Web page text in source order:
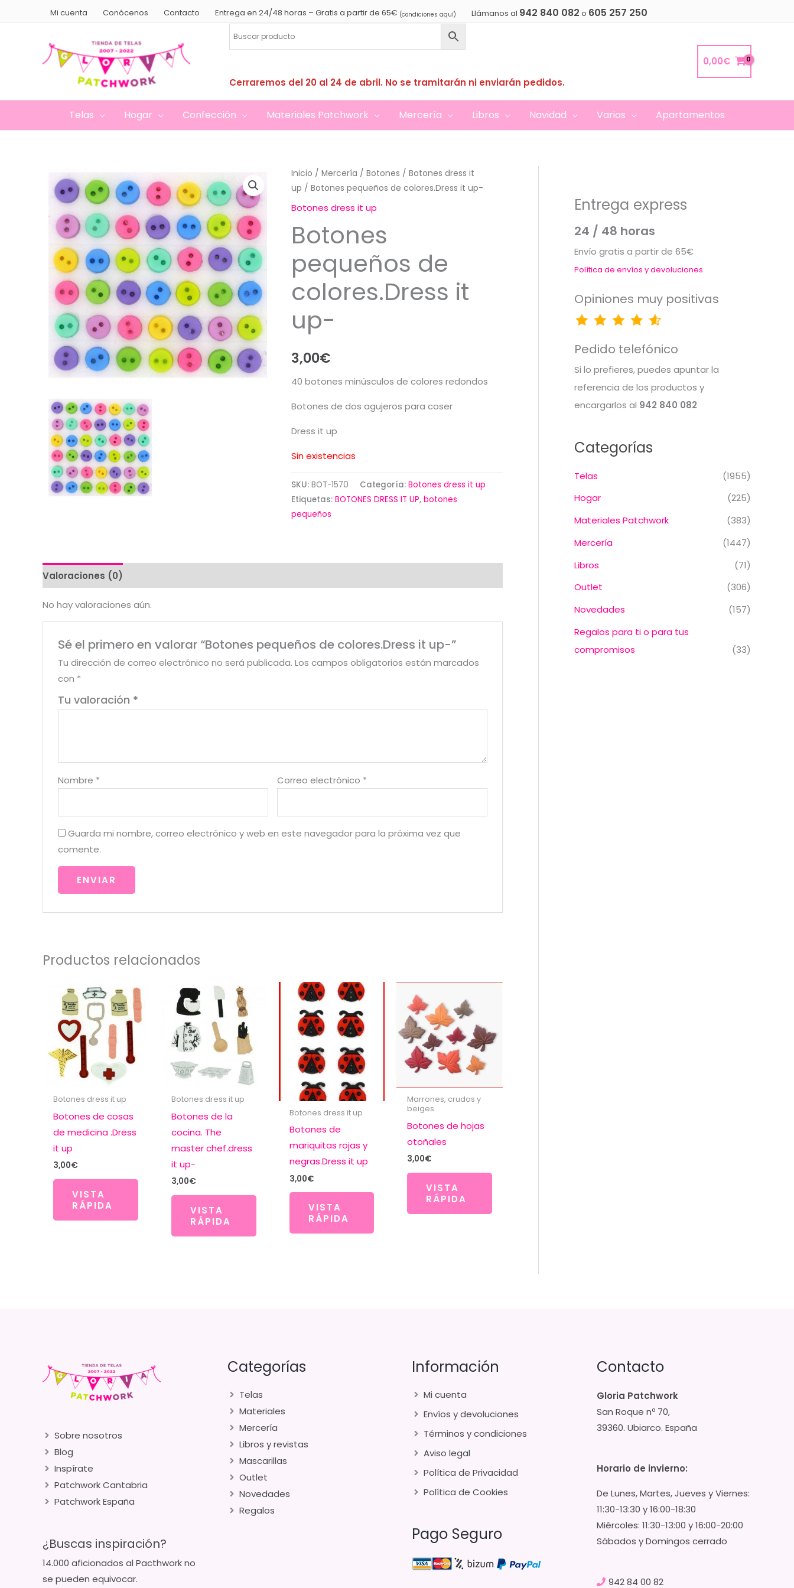
Mi cuenta Conócenos Contacto Entrega en 24/48 horas – Gratis a partir de 65€ (condiciones aquí) Llámanos al 942 840 082 o 605 257 250
Cerraremos del 20 al 24 de abril. No se tramitarán ni enviarán pedidos.
0,00€
Telas Hogar Confección Materiales Patchwork Mercería Libros Navidad Varios Apartamentos
Inicio / Mercería / Botones / Botones dress it
up / Botones pequeños de colores.Dress it up-
Botones dress it up
Botones
pequeños de
colores.Dress it
up-
3,00€
40 botones minúsculos de colores redondos
Botones de dos agujeros para coser
Dress it up
Sin existencias
SKU: BOT-1570 Categoría: Botones dress it up
Etiquetas: BOTONES DRESS IT UP, botones
pequeños
Valoraciones (0)
No hay valoraciones aún.
Sé el primero en valorar “Botones pequeños de colores.Dress it up-”
Tu dirección de correo electrónico no será publicada. Los campos obligatorios están marcados
con *
Tu valoración *
Nombre * Correo electrónico *
Guarda mi nombre, correo electrónico y web en este navegador para la próxima vez que
comente.
Productos relacionados
Botones dress it up
Botones de cosas
de medicina .Dress
it up
3,00€
VISTA
RÁPIDA
Botones dress it up
Botones de la
cocina. The
master chef.dress
it up-
3,00€
VISTA
RÁPIDA
Botones dress it up
Botones de
mariquitas rojas y
negras.Dress it up
3,00€
VISTA
RÁPIDA
Marrones, crudos y
beiges
Botones de hojas
otoñales
3,00€
VISTA
RÁPIDA
Entrega express
24 / 48 horas
Envío gratis a partir de 65€
Política de envíos y devoluciones
Opiniones muy positivas
Pedido telefónico
Si lo prefieres, puedes apuntar la
referencia de los productos y
encargarlos al 942 840 082
Categorías
Telas
(1955)
Hogar
(225)
Materiales Patchwork
(383)
Mercería
(1447)
Libros
(71)
Outlet
(306)
Novedades
(157)
Regalos para ti o para tus
compromisos
(33)
Sobre nosotros
Blog
Inspírate
Patchwork Cantabria
Patchwork España
¿Buscas inspiración?
14.000 aficionados al Pacthwork no
se pueden equivocar.
Categorías
Telas
Materiales
Mercería
Libros y revistas
Mascarillas
Outlet
Novedades
Regalos
Información
Mi cuenta
Envíos y devoluciones
Términos y condiciones
Aviso legal
Política de Privacidad
Política de Cookies
Pago Seguro
Contacto
Gloria Patchwork
San Roque nº 70,
39360. Ubiarco. España
Horario de invierno:
De Lunes, Martes, Jueves y Viernes:
11:30-13:30 y 16:00-18:30
Miércoles: 11:30-13:00 y 16:00-20:00
Sábados y Domingos cerrado
942 84 00 82